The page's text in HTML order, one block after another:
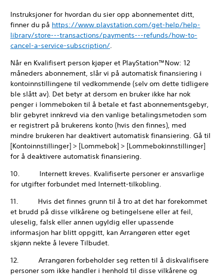
Instruksjoner for hvordan du sier opp abonnementet ditt,
finner du på https://www.playstation.com/get-help/help-
library/store---transactions/payments---refunds/how-to-
cancel-a-service-subscription/.
Når en Kvalifisert person kjøper et PlayStation™Now: 12
måneders abonnement, slår vi på automatisk finansiering i
kontoinnstillingene til vedkommende (selv om dette tidligere
ble slått av). Det betyr at dersom en bruker ikke har nok
penger i lommeboken til å betale et fast abonnementsgebyr,
blir gebyret innkrevd via den vanlige betalingsmetoden som
er registrert på brukerens konto (hvis den finnes), med
mindre brukeren har deaktivert automatisk finansiering. Gå til
[Kontoinnstillinger] > [Lommebok] > [Lommebokinnstillinger]
for å deaktivere automatisk finansiering.
10. Internett kreves. Kvalifiserte personer er ansvarlige
for utgifter forbundet med Internett-tilkobling.
11. Hvis det finnes grunn til å tro at det har forekommet
et brudd på disse vilkårene og betingelsene eller at feil,
uleselig, falsk eller annen ugyldig eller upassende
informasjon har blitt oppgitt, kan Arrangøren etter eget
skjønn nekte å levere Tilbudet.
12. Arrangøren forbeholder seg retten til å diskvalifisere
personer som ikke handler i henhold til disse vilkårene og